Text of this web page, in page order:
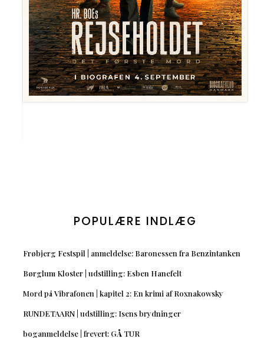
POPULÆRE INDLÆG
Frøbjerg Festspil | anmeldelse: Baronessen fra Benzintanken
Børglum Kloster | udstilling: Esben Hanefelt
Mord på Vibrafonen | kapitel 2: En krimi af Roxnakowsky
RUNDETAARN | udstilling: Isens brydninger
boganmeldelse | frevert: GÅ TUR